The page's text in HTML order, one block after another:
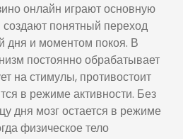
онлайн играют основную
понятный переход
дня и моментом покоя. В
постоянно обрабатывает
на стимулы, противостоит
в режиме активности. Без
дня мозг остается в режиме
физическое тело